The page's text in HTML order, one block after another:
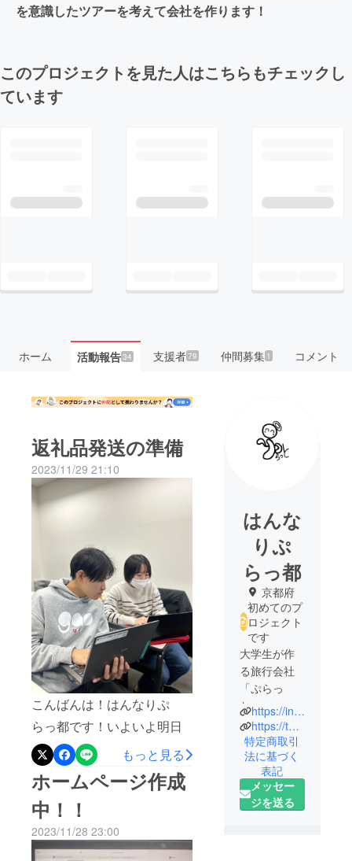
を意識したツアーを考えて会社を作ります！
このプロジェクトを見た人はこちらもチェックし
ています
ホーム 活動報告34 支援者79 仲間募集 1 コメント
返礼品発送の準備
2023/11/29 21:10
こんばんは！はんなりぷ
らっ都です！いよいよ明日
でクラウドファンディング
募集締切になります（泣）
さて、今日はゼミ生みんな
で返礼品の発送プランで
あったり、お菓子を製造し
もっと見る
ホームページ作成
中！！
2023/11/28 23:00
はんな
りぷ
らっ都
京都府
初めてのプ
ロジェクト
です
大学生が作
る旅行会社
「ぷらっ
と」
京都外国語
大学グロー
バル観光学
科の学生で
す！
私たちは、
https://instagram.com/puratto_kufs?igshid=NTc4MTIwNjQ2YQ==
https://twitter.com/puratto_kufs
特定商取引
法に基づく
表記
メッセー
ジを送る